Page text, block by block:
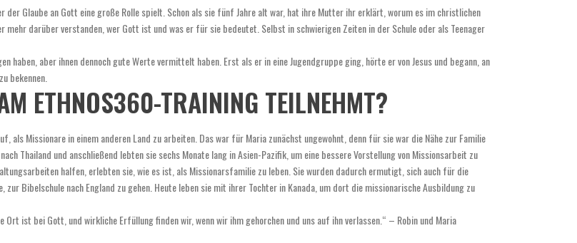
Glaube an Gott eine große Rolle spielt. Schon als sie fünf Jahre alt war, hat ihre Mutter ihr erklärt, worum es im christlichen
darüber verstanden, wer Gott ist und was er für sie bedeutet. Selbst in schwierigen Zeiten in der Schule oder als Teenager
haben, aber ihnen dennoch gute Werte vermittelt haben. Erst als er in eine Jugendgruppe ging, hörte er von Jesus und begann, an
bekennen.
ETHNOS360-TRAINING TEILNEHMT?
als Missionare in einem anderen Land zu arbeiten. Das war für Maria zunächst ungewohnt, denn für sie war die Nähe zur Familie
Thailand und anschließend lebten sie sechs Monate lang in Asien-Pazifik, um eine bessere Vorstellung von Missionsarbeit zu
halfen, erlebten sie, wie es ist, als Missionarsfamilie zu leben. Sie wurden dadurch ermutigt, sich auch für die
Bibelschule nach England zu gehen. Heute leben sie mit ihrer Tochter in Kanada, um dort die missionarische Ausbildung zu
Ort ist bei Gott, und wirkliche Erfüllung finden wir, wenn wir ihm gehorchen und uns auf ihn verlassen.“ – Robin und Maria